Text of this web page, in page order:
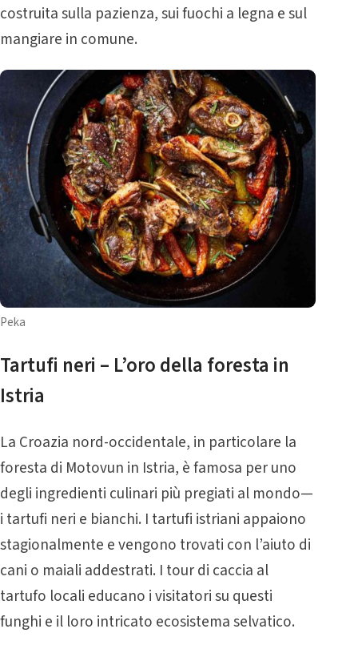
costruita sulla pazienza, sui fuochi a legna e sul
mangiare in comune.
Peka
Tartufi neri – L’oro della foresta in
Istria
La Croazia nord-occidentale, in particolare la
foresta di Motovun in Istria, è famosa per uno
degli ingredienti culinari più pregiati al mondo—
i tartufi neri e bianchi. I tartufi istriani appaiono
stagionalmente e vengono trovati con l’aiuto di
cani o maiali addestrati. I tour di caccia al
tartufo locali educano i visitatori su questi
funghi e il loro intricato ecosistema selvatico.